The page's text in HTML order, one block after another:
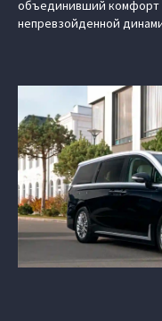
объединивший комфорт
непревзойденной